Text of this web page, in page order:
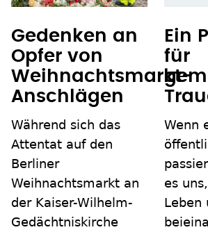
Gedenken an
Opfer von
Weihnachtsmarkt-
Anschlägen
Während sich das
Attentat auf den
Berliner
Weihnachtsmarkt an
der Kaiser-Wilhelm-
Gedächtniskirche
Ein
für
Wenn
es
Leben